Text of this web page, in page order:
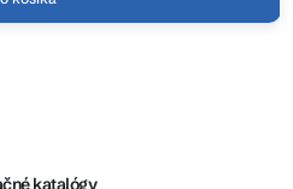
katalógy